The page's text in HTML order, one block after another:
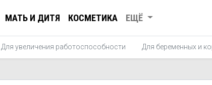
МАТЬ И ДИТЯ КОСМЕТИКА ЕЩЁ
Для увеличения работоспособности Для беременных и